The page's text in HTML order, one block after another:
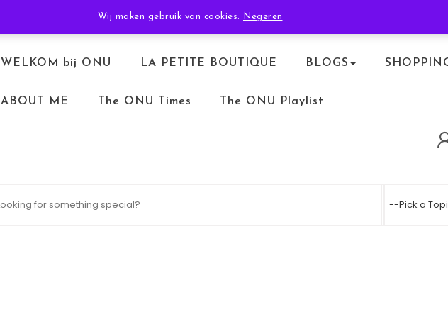
Wij maken gebruik van cookies. Negeren
TERUGBETALEN & RETOURNEREN ALGEMENE VOORWAARDEN
WELKOM bij ONU LA PETITE BOUTIQUE BLOGS
ABOUT ME The ONU Times The ONU Playlist